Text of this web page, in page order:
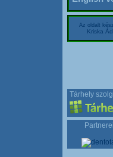
Az oldalt
Kriska
Tárhely